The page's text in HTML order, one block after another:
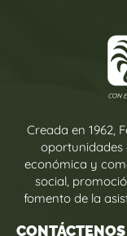
Creada en 1962,
oportunidades
económica y
social,
fomento de la
CONTÁCTENOS